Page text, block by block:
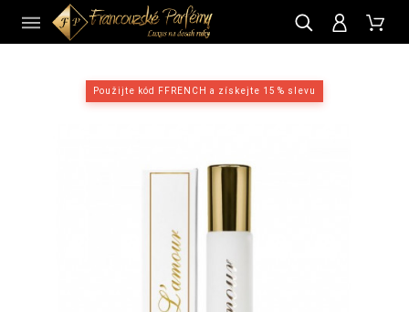
Použijte kód FFRENCH a získejte 15 % slevu
CZ